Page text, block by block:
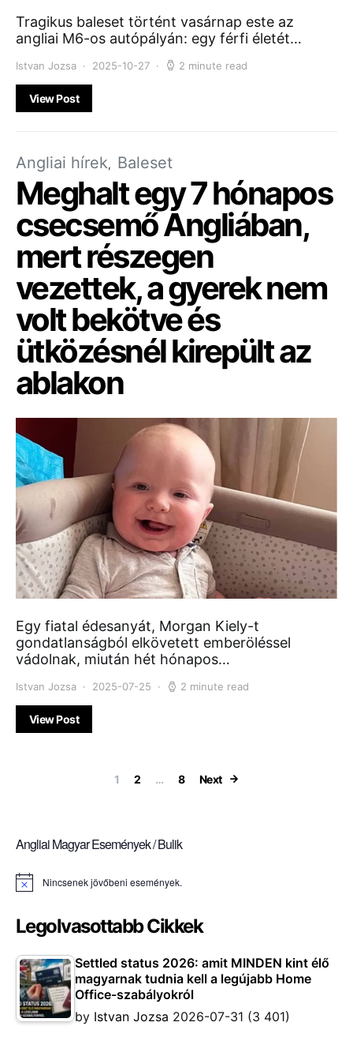
Tragikus baleset történt vasárnap este az
angliai M6-os autópályán: egy férfi életét…
Istvan Jozsa 2025-10-27 2 minute read
View Post
Angliai hírek Baleset
Meghalt egy 7 hónapos
csecsemő Angliában,
mert részegen
vezettek, a gyerek nem
volt bekötve és
ütközésnél kirepült az
ablakon
Egy fiatal édesanyát, Morgan Kiely-t
gondatlanságból elkövetett emberöléssel
vádolnak, miután hét hónapos…
Istvan Jozsa 2025-07-25 2 minute read
View Post
Bejegyzések
1 2 … 8 Next
Angliai Magyar Események / Bulik
Notice Nincsenek jövőbeni események.
Legolvasottabb Cikkek
Settled status 2026: amit MINDEN kint élő
magyarnak tudnia kell a legújabb Home
Office-szabályokról
by Istvan Jozsa 2026-07-31 (3 401)